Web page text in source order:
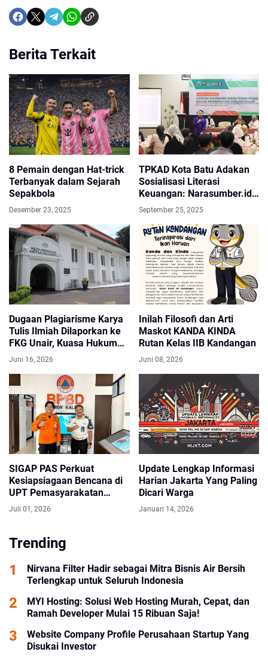
Berita Terkait
8 Pemain dengan Hat-trick
Terbanyak dalam Sejarah
Sepakbola
Desember 23, 2025
TPKAD Kota Batu Adakan
Sosialisasi Literasi
Keuangan: Narasumber.id
Bahas SAK EP Buat
Koperasi dan UMKM
September 25, 2025
Dugaan Plagiarisme Karya
Tulis Ilmiah Dilaporkan ke
FKG Unair, Kuasa Hukum
Minta Investigasi
Transparan
Juni 16, 2026
Inilah Filosofi dan Arti
Maskot KANDA KINDA
Rutan Kelas IIB Kandangan
Juni 08, 2026
SIGAP PAS Perkuat
Kesiapsiagaan Bencana di
UPT Pemasyarakatan
Kalsel
Juli 01, 2026
Update Lengkap Informasi
Harian Jakarta Yang Paling
Dicari Warga
Januari 14, 2026
Trending
Nirvana Filter Hadir sebagai Mitra Bisnis Air Bersih
Terlengkap untuk Seluruh Indonesia
MYI Hosting: Solusi Web Hosting Murah, Cepat, dan
Ramah Developer Mulai 15 Ribuan Saja!
Website Company Profile Perusahaan Startup Yang
Disukai Investor